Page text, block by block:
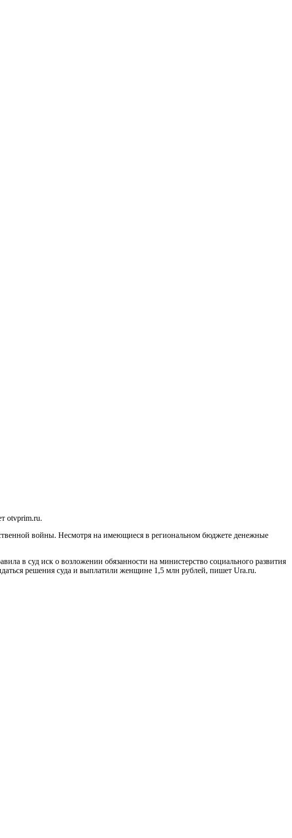
otvprim.ru.
войны. Несмотря на имеющиеся в региональном бюджете денежные
в суд иск о возложении обязанности на министерство социального развития
решения суда и выплатили женщине 1,5 млн рублей, пишет Ura.ru.